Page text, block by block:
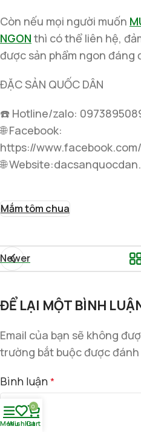
Còn nếu mọi người muốn
NGON thì có thể liên hệ,
được sản phẩm ngon đáng
ĐẶC SẢN QUỐC DÂN
☎️ Hotline/zalo:
🌐 Facebook:
https://
🌐
Mắm tôm chua
Newer
ĐỂ LẠI MỘT BÌNH
Email của bạn sẽ không
trường bắt buộc được đánh
Bình luận*
Menu
Wishlist
0
Cart